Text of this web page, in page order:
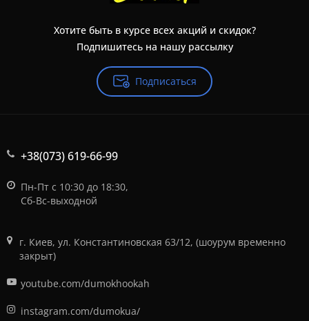
Хотите быть в курсе всех акций и скидок?
Подпишитесь на нашу рассылку
Подписаться
+38(073) 619-66-99
Пн-Пт с 10:30 до 18:30,
Сб-Вс-выходной
г. Киев, ул. Константиновская 63/12, (шоурум временно
закрыт)
youtube.com/dumokhookah
instagram.com/dumokua/